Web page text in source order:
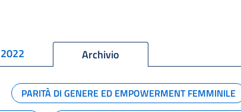
2022 Archivio
PARITÀ DI GENERE ED EMPOWERMENT FEMMINILE